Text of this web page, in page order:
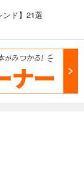
ド】21選